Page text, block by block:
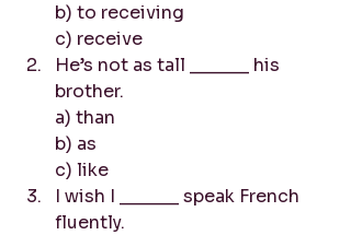
b) to receiving
c) receive
He’s not as tall ______ his
brother.
a) than
b) as
c) like
I wish I ______ speak French
fluently.